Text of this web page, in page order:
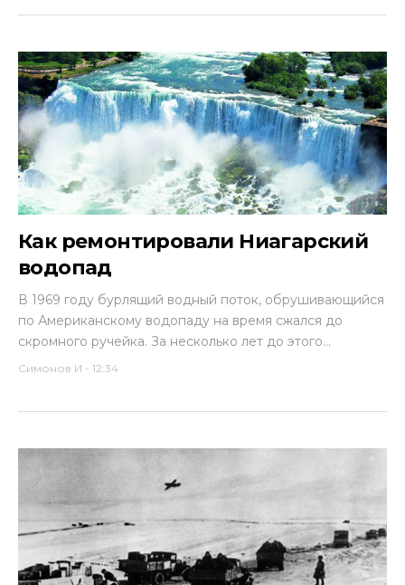
Как ремонтировали Ниагарский
водопад
В 1969 году бурлящий водный поток, обрушивающийся
по Американскому водопаду на время сжался до
скромного ручейка. За несколько лет до этого...
Симонов И - 12:34